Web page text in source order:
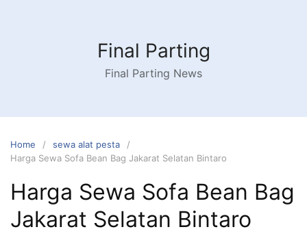
Final Parting
Final Parting News
Home
sewa alat pesta
Harga Sewa Sofa Bean Bag Jakarat Selatan Bintaro
Harga Sewa Sofa Bean Bag
Jakarat Selatan Bintaro